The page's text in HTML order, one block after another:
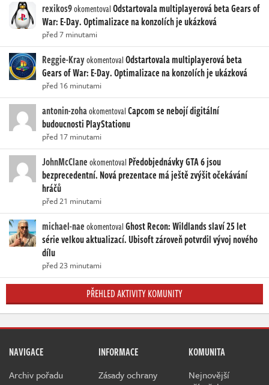
rexikos9okomentovalOdstartovala multiplayerová beta Gears of
War: E-Day. Optimalizace na konzolích je ukázková
před 7 minutami
Reggie-KrayokomentovalOdstartovala multiplayerová beta
Gears of War: E-Day. Optimalizace na konzolích je ukázková
před 16 minutami
antonin-zohaokomentovalCapcom se nebojí digitální
budoucnosti PlayStationu
před 17 minutami
JohnMcClaneokomentoval Předobjednávky GTA 6 jsou
bezprecedentní. Nová prezentace má ještě zvýšit očekávání
hráčů
před 21 minutami
michael-naeokomentovalGhost Recon: Wildlands slaví 25 let
série velkou aktualizací. Ubisoft zároveň potvrdil vývoj nového
dílu
před 23 minutami
PŘEHLED AKTIVITY KOMUNITY
NAVIGACE
Archiv pořadu
INFORMACE
Zásady ochrany
KOMUNITA
Nejnovější